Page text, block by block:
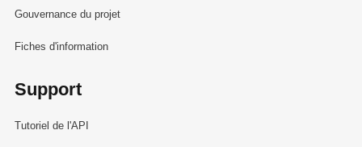
Gouvernance du projet
Fiches d'information
Support
Tutoriel de l'API